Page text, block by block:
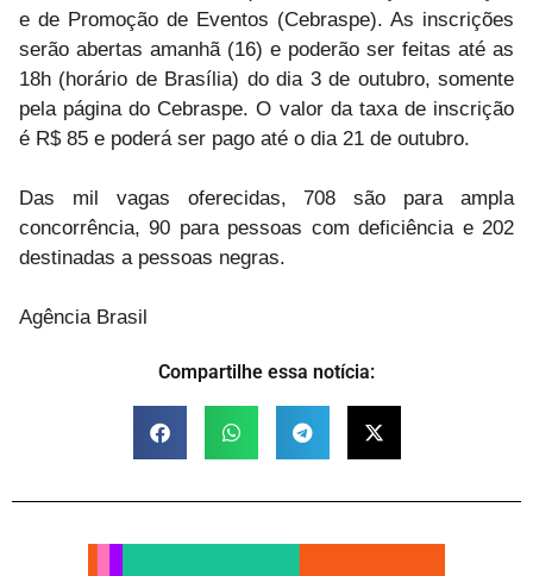
e de Promoção de Eventos (Cebraspe). As inscrições
serão abertas amanhã (16) e poderão ser feitas até as
18h (horário de Brasília) do dia 3 de outubro, somente
pela página do Cebraspe. O valor da taxa de inscrição
é R$ 85 e poderá ser pago até o dia 21 de outubro.
Das mil vagas oferecidas, 708 são para ampla
concorrência, 90 para pessoas com deficiência e 202
destinadas a pessoas negras.
Agência Brasil
Compartilhe essa notícia: